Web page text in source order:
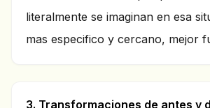
literalmente se imaginan en esa
mas especifico y cercano, mejor
3. Transformaciones de antes y